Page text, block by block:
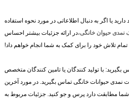
یا اگر به دنبال اطلاعاتی در مورد نحوه استفاده
نمدی حیوان خانگی،در ارائه جزئیات بیشتر احساس
تلاش خود را برای کمک به شما انجام خواهم داد!
بگیرید: با تولید کنندگان یا تامین کنندگان متخصص
حیوانات خانگی تماس بگیرید. در مورد آخرین
شما مطابقت دارد پرس و جو کنید. جزئیات مربوط به